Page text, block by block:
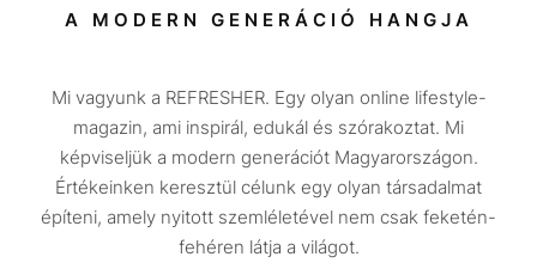
Társadalom
Utazás
Életmód
Design
Beszélgetések
A MODERN GENERÁCIÓ HANGJA
Mi vagyunk a REFRESHER. Egy olyan online lifestyle-
magazin, ami inspirál, edukál és szórakoztat. Mi
képviseljük a modern generációt Magyarországon.
Értékeinken keresztül célunk egy olyan társadalmat
építeni, amely nyitott szemléletével nem csak feketén-
fehéren látja a világot.